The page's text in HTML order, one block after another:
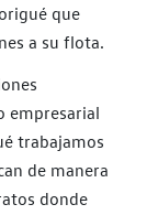
que
a su flota.
empresarial
trabajamos
de manera
donde